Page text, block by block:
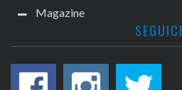
Magazine
SEGUICI